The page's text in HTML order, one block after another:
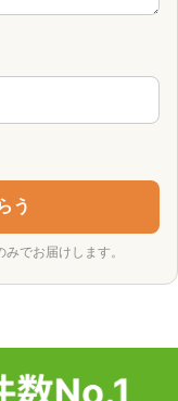
う
でお届けします。